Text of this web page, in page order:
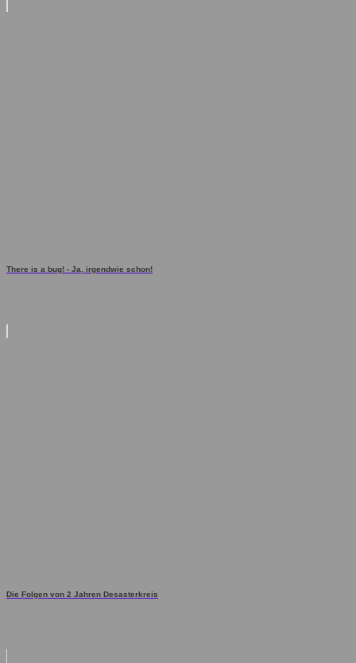
There is a bug! - Ja, irgendwie schon!
Die Folgen von 2 Jahren Desasterkreis